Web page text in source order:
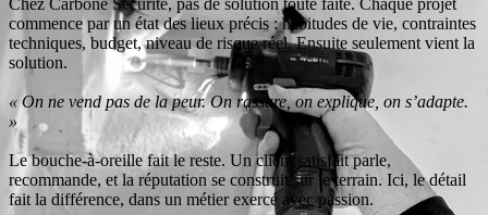
commence par un état des lieux précis : habitudes de vie, contraintes
techniques, budget, niveau de risque réel. Ensuite seulement vient la
solution.
« On ne vend pas de la peur. On rassure, on explique, on s’adapte.
»
Le bouche-à-oreille fait le reste. Un client satisfait parle,
recommande, et la réputation se construit sur le terrain. Ici, le détail
fait la différence, dans un métier exercé avec passion.